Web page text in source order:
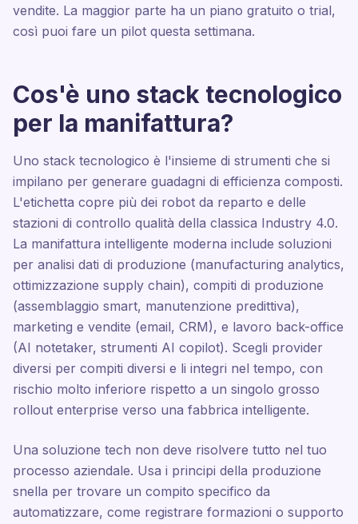
vendite. La maggior parte ha un piano gratuito o trial,
così puoi fare un pilot questa settimana.
Cos'è uno stack tecnologico
per la manifattura?
Uno stack tecnologico è l'insieme di strumenti che si
impilano per generare guadagni di efficienza composti.
L'etichetta copre più dei robot da reparto e delle
stazioni di controllo qualità della classica Industry 4.0.
La manifattura intelligente moderna include soluzioni
per analisi dati di produzione (manufacturing analytics,
ottimizzazione supply chain), compiti di produzione
(assemblaggio smart, manutenzione predittiva),
marketing e vendite (email, CRM), e lavoro back-office
(AI notetaker, strumenti AI copilot). Scegli provider
diversi per compiti diversi e li integri nel tempo, con
rischio molto inferiore rispetto a un singolo grosso
rollout enterprise verso una fabbrica intelligente.
Una soluzione tech non deve risolvere tutto nel tuo
processo aziendale. Usa i principi della produzione
snella per trovare un compito specifico da
automatizzare, come registrare formazioni o supporto